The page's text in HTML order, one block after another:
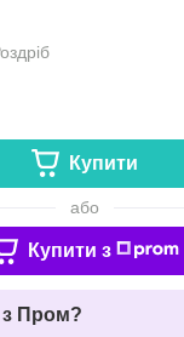
Купити
або
Купити з
з Пром?